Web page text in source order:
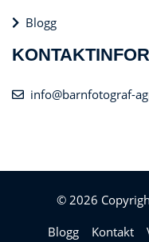
Blogg
info@barnfotograf-
© 2026
Blogg
Kontakt